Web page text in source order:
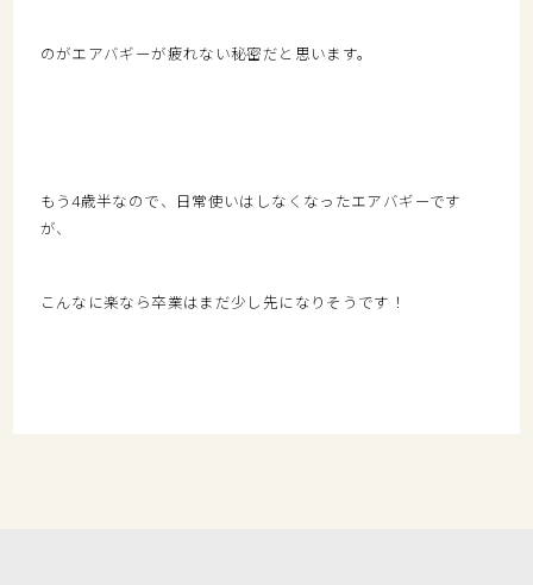
のがエアバギーが疲れない秘密だと思います。
もう4歳半なので、日常使いはしなくなったエアバギーです
が、
こんなに楽なら卒業はまだ少し先になりそうです！